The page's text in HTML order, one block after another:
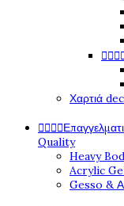

Χαρτιά

Quality
Heavy
Acrylic
Gesso &